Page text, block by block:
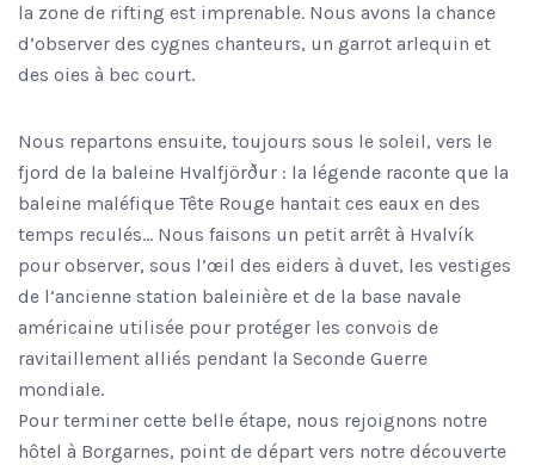
la zone de rifting est imprenable. Nous avons la chance
d’observer des cygnes chanteurs, un garrot arlequin et
des oies à bec court.
Nous repartons ensuite, toujours sous le soleil, vers le
fjord de la baleine Hvalfjörður : la légende raconte que la
baleine maléfique Tête Rouge hantait ces eaux en des
temps reculés… Nous faisons un petit arrêt à Hvalvík
pour observer, sous l’œil des eiders à duvet, les vestiges
de l’ancienne station baleinière et de la base navale
américaine utilisée pour protéger les convois de
ravitaillement alliés pendant la Seconde Guerre
mondiale.
Pour terminer cette belle étape, nous rejoignons notre
hôtel à Borgarnes, point de départ vers notre découverte